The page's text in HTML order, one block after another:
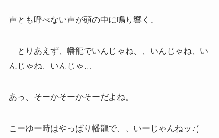
声とも呼べない声が頭の中に鳴り響く。
「とりあえず、幡龍でいんじゃね、、いんじゃね、い
んじゃね、いんじゃ…」
あっ、そーかそーかそーだよね。
こーゆー時はやっぱり幡龍で、、いーじゃんねッ♪(